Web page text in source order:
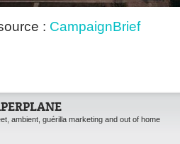
: CampaignBrief
ambient, guérilla marketing and out of home